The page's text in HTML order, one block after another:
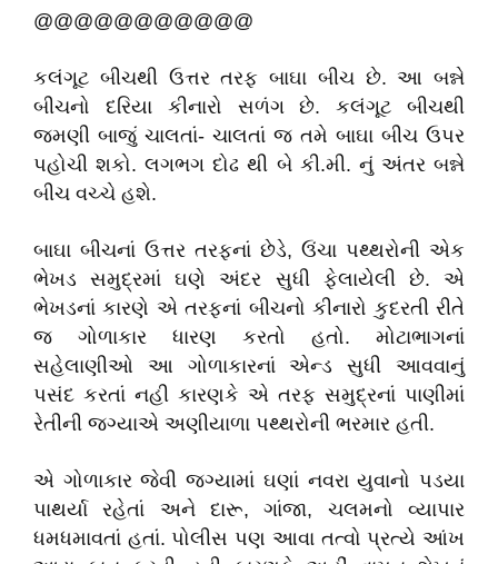
@@@@@@@@@@@
કલંગૂટ બીચથી ઉત્તર તરફ બાઘા બીચ છે. આ બન્ને
બીચનો દરિયા કીનારો સળંગ છે. કલંગૂટ બીચથી
જમણી બાજું ચાલતાં- ચાલતાં જ તમે બાઘા બીચ ઉપર
પહોચી શકો. લગભગ દોઢ થી બે કી.મી. નું અંતર બન્ને
બીચ વચ્ચે હશે.
બાઘા બીચનાં ઉત્તર તરફનાં છેડે, ઉંચા પથ્થરોની એક
ભેખડ સમુદ્રમાં ઘણે અંદર સુધી ફેલાયેલી છે. એ
ભેખડનાં કારણે એ તરફનાં બીચનો કીનારો કુદરતી રીતે
જ ગોળાકાર ધારણ કરતો હતો. મોટાભાગનાં
સહેલાણીઓ આ ગોળાકારનાં એન્ડ સુધી આવવાનું
પસંદ કરતાં નહી કારણકે એ તરફ સમુદ્રનાં પાણીમાં
રેતીની જગ્યાએ અણીયાળા પથ્થરોની ભરમાર હતી.
એ ગોળાકાર જેવી જગ્યામાં ઘણાં નવરા યુવાનો પડયા
પાથર્યા રહેતાં અને દારૂ, ગાંજા, ચલમનો વ્યાપાર
ધમધમાવતાં હતાં. પોલીસ પણ આવા તત્વો પ્રત્યે આંખ